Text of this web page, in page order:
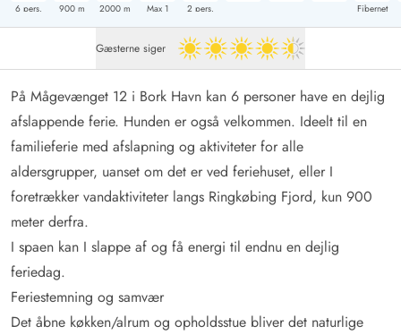
6 pers. 900m 2000m Max 1 2 pers. Fibernet
Gæsterne siger 4.5 ud af 5
På Mågevænget 12 i Bork Havn kan 6 personer have en dejlig
afslappende ferie. Hunden er også velkommen. Ideelt til en
familieferie med afslapning og aktiviteter for alle
aldersgrupper, uanset om det er ved feriehuset, eller I
foretrækker vandaktiviteter langs Ringkøbing Fjord, kun 900
meter derfra.
I spaen kan I slappe af og få energi til endnu en dejlig
feriedag.
Feriestemning og samvær
Det åbne køkken/alrum og opholdsstue bliver det naturlige